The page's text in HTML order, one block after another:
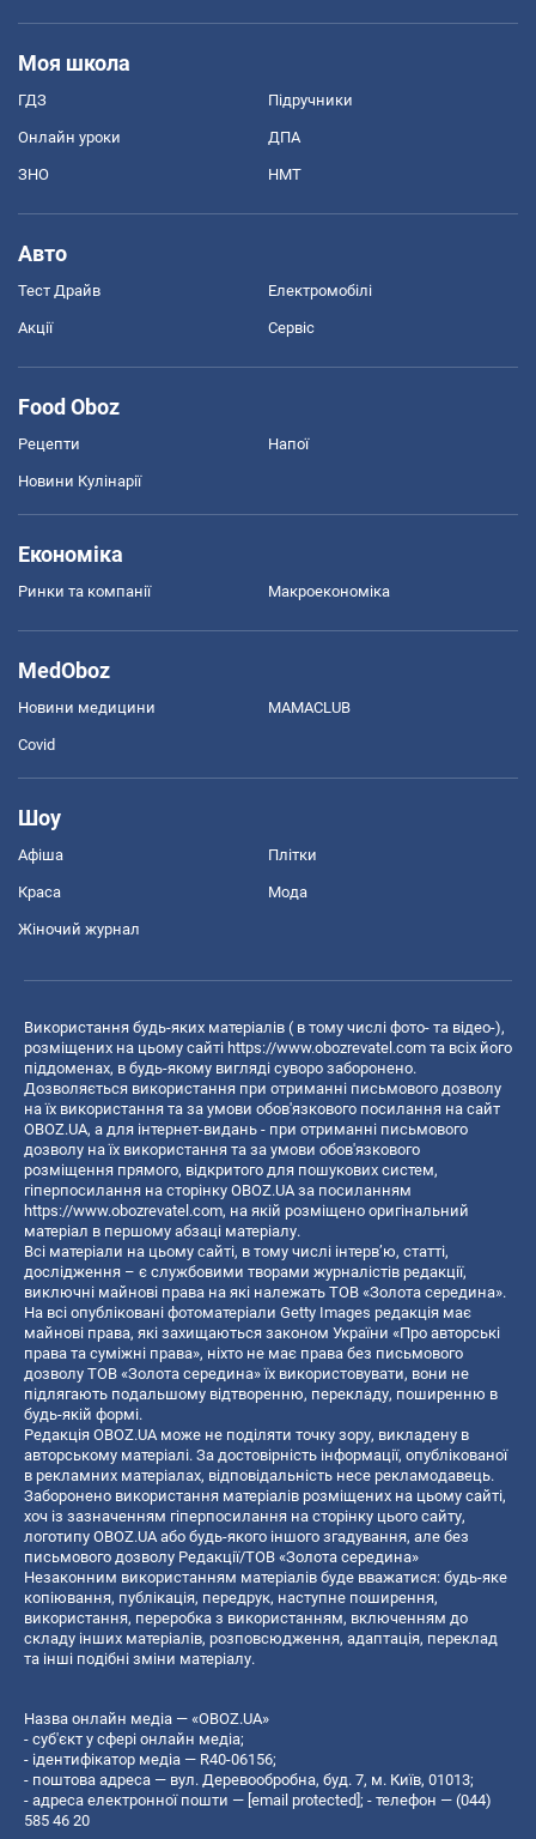
Моя школа
ГДЗ Підручники
Онлайн уроки ДПА
ЗНО НМТ
Авто
Тест Драйв Електромобілі
Акції Сервіс
Food Oboz
Рецепти Напої
Новини Кулінарії
Економіка
Ринки та компанії Макроекономіка
MedOboz
Новини медицини MAMACLUB
Covid
Шоу
Афіша Плітки
Краса Мода
Жіночий журнал
Використання будь-яких матеріалів ( в тому числі фото- та відео-),
розміщених на цьому сайті https://www.obozrevatel.com та всіх його
піддоменах, в будь-якому вигляді суворо заборонено.
Дозволяється використання при отриманні письмового дозволу
на їх використання та за умови обов'язкового посилання на сайт
OBOZ.UA, а для інтернет-видань - при отриманні письмового
дозволу на їх використання та за умови обов'язкового
розміщення прямого, відкритого для пошукових систем,
гіперпосилання на сторінку OBOZ.UA за посиланням
https://www.obozrevatel.com, на якій розміщено оригінальний
матеріал в першому абзаці матеріалу.
Всі матеріали на цьому сайті, в тому числі інтерв’ю, статті,
дослідження – є службовими творами журналістів редакції,
виключні майнові права на які належать ТОВ «Золота середина».
На всі опубліковані фотоматеріали Getty Images редакція має
майнові права, які захищаються законом України «Про авторські
права та суміжні права», ніхто не має права без письмового
дозволу ТОВ «Золота середина» їх використовувати, вони не
підлягають подальшому відтворенню, перекладу, поширенню в
будь-якій формі.
Редакція OBOZ.UA може не поділяти точку зору, викладену в
авторському матеріалі. За достовірність інформації, опублікованої
в рекламних матеріалах, відповідальність несе рекламодавець.
Заборонено використання матеріалів розміщених на цьому сайті,
хоч із зазначенням гіперпосилання на сторінку цього сайту,
логотипу OBOZ.UA або будь-якого іншого згадування, але без
письмового дозволу Редакції/ТОВ «Золота середина»
Незаконним використанням матеріалів буде вважатися: будь-яке
копiювання, публiкацiя, передрук, наступне поширення,
використання, переробка з використанням, включенням до
складу інших матеріалів, розповсюдження, адаптація, переклад
та інші подібні зміни матеріалу.
Назва онлайн медіа — «OBOZ.UA»
- суб'єкт у сфері онлайн медіа;
- ідентифікатор медіа — R40-06156;
- поштова адреса — вул. Деревообробна, буд. 7, м. Київ, 01013;
- адреса електронної пошти — [email protected] ; - телефон — (044)
585 46 20